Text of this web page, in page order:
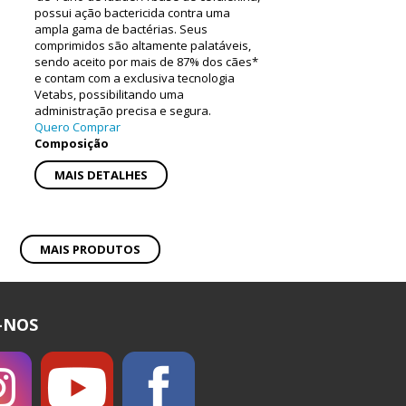
possui ação bactericida contra uma
ampla gama de bactérias. Seus
comprimidos são altamente palatáveis,
sendo aceito por mais de 87% dos cães*
e contam com a exclusiva tecnologia
Vetabs, possibilitando uma
administração precisa e segura.
Quero Comprar
Composição
MAIS DETALHES
MAIS PRODUTOS